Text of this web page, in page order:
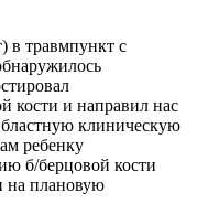
в травмпункт с
кости и направил нас
клиническую
ребенку
б/берцовой кости
на плановую